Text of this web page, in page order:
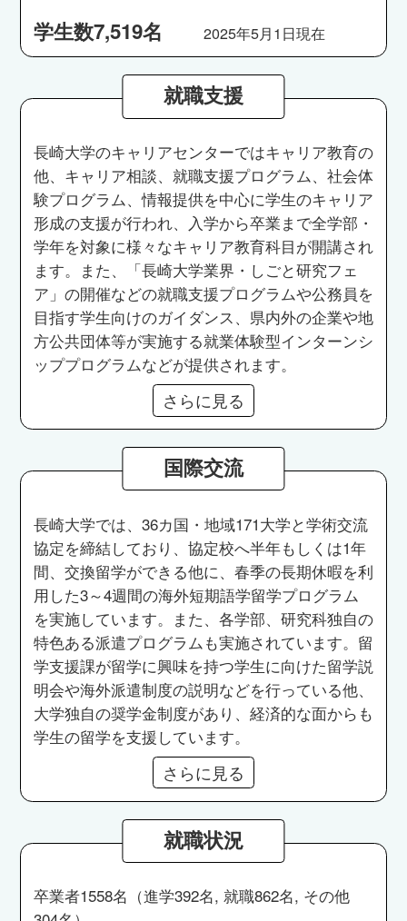
学生数7,519名 2025年5月1日現在
就職支援
長崎大学のキャリアセンターではキャリア教育の
他、キャリア相談、就職支援プログラム、社会体
験プログラム、情報提供を中心に学生のキャリア
形成の支援が行われ、入学から卒業まで全学部・
学年を対象に様々なキャリア教育科目が開講され
ます。また、「長崎大学業界・しごと研究フェ
ア」の開催などの就職支援プログラムや公務員を
目指す学生向けのガイダンス、県内外の企業や地
方公共団体等が実施する就業体験型インターンシ
ッププログラムなどが提供されます。
さらに見る
国際交流
長崎大学では、36カ国・地域171大学と学術交流
協定を締結しており、協定校へ半年もしくは1年
間、交換留学ができる他に、春季の長期休暇を利
用した3～4週間の海外短期語学留学プログラム
を実施しています。また、各学部、研究科独自の
特色ある派遣プログラムも実施されています。留
学支援課が留学に興味を持つ学生に向けた留学説
明会や海外派遣制度の説明などを行っている他、
大学独自の奨学金制度があり、経済的な面からも
学生の留学を支援しています。
さらに見る
就職状況
卒業者1558名（進学392名, 就職862名, その他